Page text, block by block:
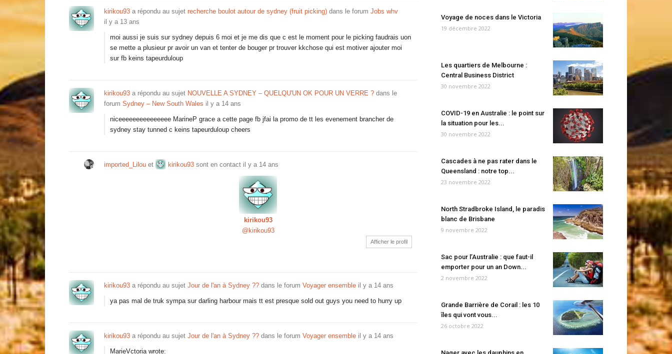
kirikou93 a répondu au sujet recherche boulot autour de sydney (fruit picking) dans le forum Jobs whv
il y a 13 ans
moi aussi je suis sur sydney depuis 6 moi et je me dis que c est le moment pour le picking faudrais uon
se mette a plusieur pr avoir un van et tenter de bouger pr trouver kkchose qui est motiver ajouter moi
sur fb keins tapeurduloup
kirikou93 a répondu au sujet NOUVELLE A SYDNEY – QUELQU'UN OK POUR UN VERRE ? dans le
forum Sydney – New South Wales il y a 14 ans
niceeeeeeeeeeeeeee MarineP grace a cette page fb jfai la promo de tt les evenement brancher de
sydney stay tunned c keins tapeurduloup cheers
imported_Lilou et kirikou93 sont en contact il y a 14 ans
kirikou93
@kirikou93
Afficher le profil
kirikou93 a répondu au sujet Jour de l'an à Sydney ?? dans le forum Voyager ensemble il y a 14 ans
ya pas mal de truk sympa sur darling harbour mais tt est presque sold out guys you need to hurry up
kirikou93 a répondu au sujet Jour de l'an à Sydney ?? dans le forum Voyager ensemble il y a 14 ans
MarieVctoria wrote:
Voyage de noces dans le Victoria
19 décembre 2022
Les quartiers de Melbourne :
Central Business District
30 novembre 2022
COVID-19 en Australie : le point sur
la situation pour les...
30 novembre 2022
Cascades à ne pas rater dans le
Queensland : notre top...
23 novembre 2022
North Stradbroke Island, le paradis
blanc de Brisbane
9 novembre 2022
Sac pour l’Australie : que faut-il
emporter pour un an Down...
2 novembre 2022
Grande Barrière de Corail : les 10
îles qui vont vous...
26 octobre 2022